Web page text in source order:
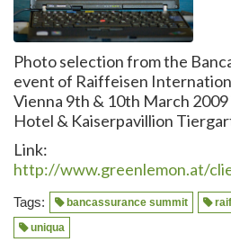
Photo selection from the
event of Raiffeisen
Vienna 9th & 10th March 2009
Hotel & Kaiserpavillion
Link:
http://www.greenlemon.at/
Tags: bancassurance summit
uniqua